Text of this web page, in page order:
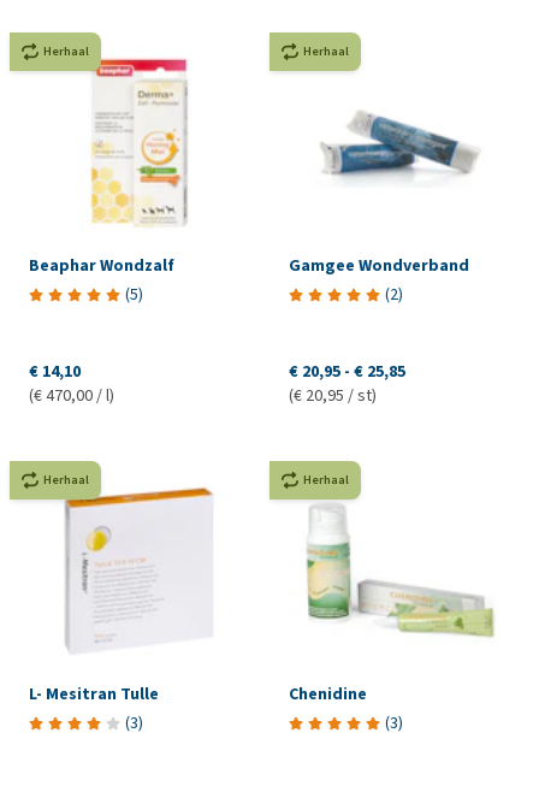
Herhaal
Beaphar Wondzalf
(5)
€ 14,10
(€ 470,00 / l)
Herhaal
Gamgee Wondverband
(2)
€ 20,95 - € 25,85
(€ 20,95 / st)
Herhaal
L- Mesitran Tulle
(3)
Herhaal
Chenidine
(3)